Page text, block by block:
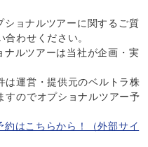
ョナルツアーに関するご質
わせください。
ルツアーは当社が企画・実
運営・提供元のベルトラ株
すのでオプショナルツアー予
はこちらから！（外部サイ